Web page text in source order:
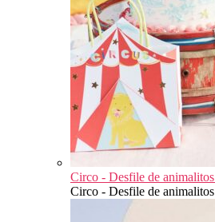
Circo - Desfile de animalitos
Circo - Desfile de animalitos